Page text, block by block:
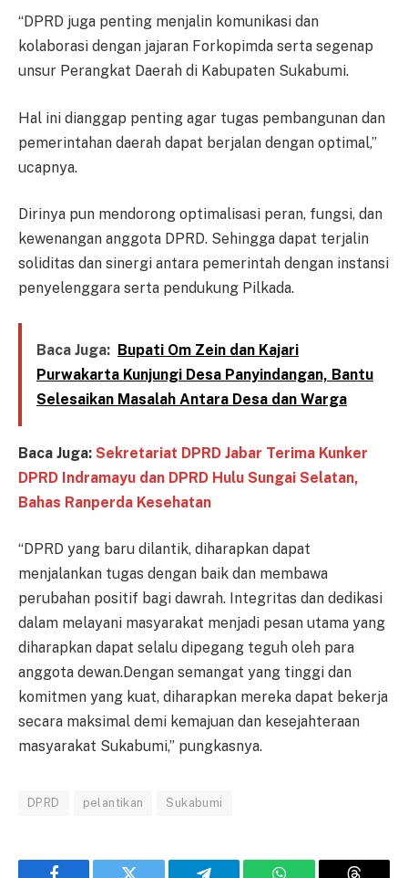
“DPRD juga penting menjalin komunikasi dan
kolaborasi dengan jajaran Forkopimda serta segenap
unsur Perangkat Daerah di Kabupaten Sukabumi.
Hal ini dianggap penting agar tugas pembangunan dan
pemerintahan daerah dapat berjalan dengan optimal,”
ucapnya.
Dirinya pun mendorong optimalisasi peran, fungsi, dan
kewenangan anggota DPRD. Sehingga dapat terjalin
soliditas dan sinergi antara pemerintah dengan instansi
penyelenggara serta pendukung Pilkada.
Baca Juga: Bupati Om Zein dan Kajari
Purwakarta Kunjungi Desa Panyindangan, Bantu
Selesaikan Masalah Antara Desa dan Warga
Baca Juga: Sekretariat DPRD Jabar Terima Kunker
DPRD Indramayu dan DPRD Hulu Sungai Selatan,
Bahas Ranperda Kesehatan
“DPRD yang baru dilantik, diharapkan dapat
menjalankan tugas dengan baik dan membawa
perubahan positif bagi dawrah. Integritas dan dedikasi
dalam melayani masyarakat menjadi pesan utama yang
diharapkan dapat selalu dipegang teguh oleh para
anggota dewan.Dengan semangat yang tinggi dan
komitmen yang kuat, diharapkan mereka dapat bekerja
secara maksimal demi kemajuan dan kesejahteraan
masyarakat Sukabumi,” pungkasnya.
DPRD pelantikan Sukabumi